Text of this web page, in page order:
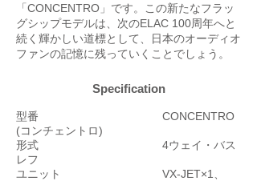
「CONCENTRO」です。この新たなフラッ
グシップモデルは、次のELAC 100周年へと
続く輝かしい道標として、日本のオーディオ
ファンの記憶に残っていくことでしょう。
Specification
型番 CONCENTRO
(コンチェントロ)
形式 4ウェイ・バス
レフ
ユニット VX-JET×1、